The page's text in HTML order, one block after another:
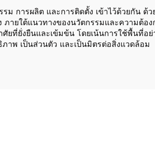
ม การผลิต และการติดตั้ง เข้าไว้ด้วยกัน ด้ว
ายใต้แนวทางของนวัตกรรมและความต้อง
ยที่ยั่งยืนและเข้มข้น โดยเน้นการใช้พื้นที่อ
าพ เป็นส่วนตัว และเป็นมิตรต่อสิ่งแวดล้อม